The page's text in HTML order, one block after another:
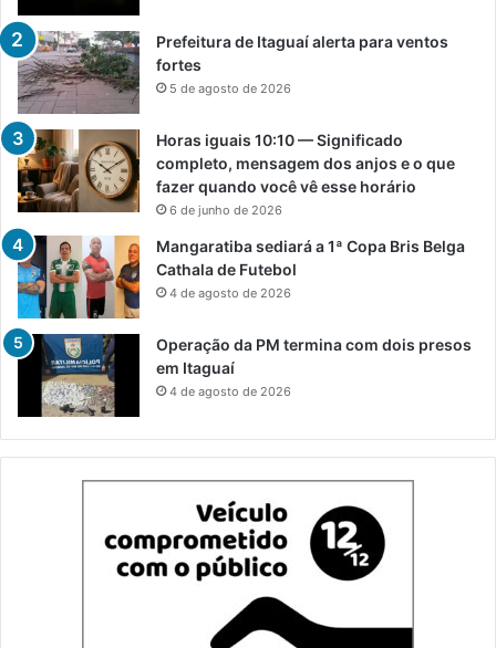
Prefeitura de Itaguaí alerta para ventos
fortes
5 de agosto de 2026
Horas iguais 10:10 — Significado
completo, mensagem dos anjos e o que
fazer quando você vê esse horário
6 de junho de 2026
Mangaratiba sediará a 1ª Copa Bris Belga
Cathala de Futebol
4 de agosto de 2026
Operação da PM termina com dois presos
em Itaguaí
4 de agosto de 2026